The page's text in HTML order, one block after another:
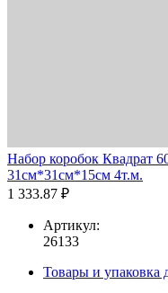
Набор коробок Квадрат
31см*31см*15см 4т.м.
1 333.87 ₽
Артикул:
26133
Товары и упаковка